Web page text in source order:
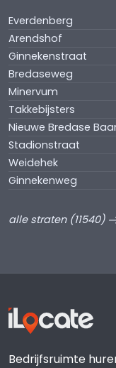
Everdenberg
Arendshof
Ginnekenstraat
Bredaseweg
Minervum
Takkebijsters
Nieuwe Bredase
Stadionstraat
Weidehek
Ginnekenweg
alle straten (11540)
Bedrijfsruimte